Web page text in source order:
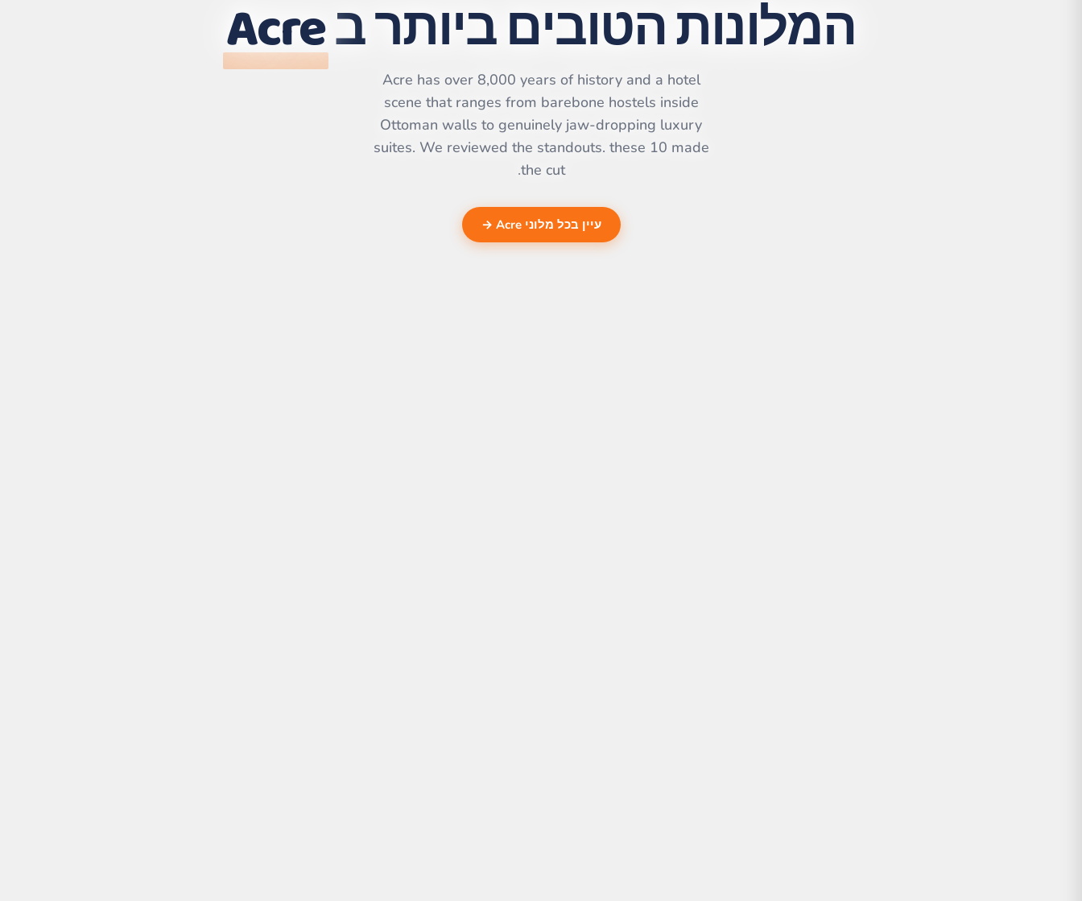
CARTO
המלונות הטובים ביותר בAcre
Acre has over 8,000 years of history and a hotel
scene that ranges from barebone hostels inside
Ottoman walls to genuinely jaw-dropping luxury
suites. We reviewed the standouts. these 10 made
the cut.
עיין בכל מלוני Acre →